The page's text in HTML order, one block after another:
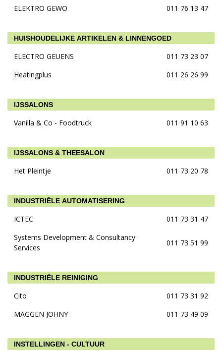
ELEKTRO GEWO 011 76 13 47
HUISHOUDELIJKE ARTIKELEN & LINNENGOED
ELECTRO GEUENS
011 73 23 07
Heatingplus
011 26 26 99
IJSSALONS
Vanilla & Co - Foodtruck 011 91 10 63
IJSSALONS & THEESALON
Het Pleintje 011 73 20 78
INDUSTRIËLE AUTOMATISERING
ICTEC
011 73 31 47
Systems Development & Consultancy
Services
011 73 51 99
INDUSTRIËLE REINIGING
Cito
011 73 31 92
MAGGEN JOHNY
011 73 49 09
INSTELLINGEN - CULTUUR